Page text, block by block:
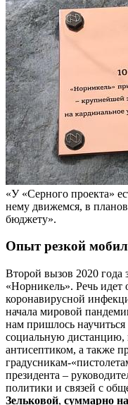
«У «Серного проекта»
нему движемся, в
бюджету».
Опыт резкой
Второй вызов 2020 года
«Норникель». Речь идет
коронавирусной
начала мировой
нам пришлось
социальную дистанцию,
антисептиком, а также
градусникам-
президента –
политики и связей с
Зельковой, суммарно